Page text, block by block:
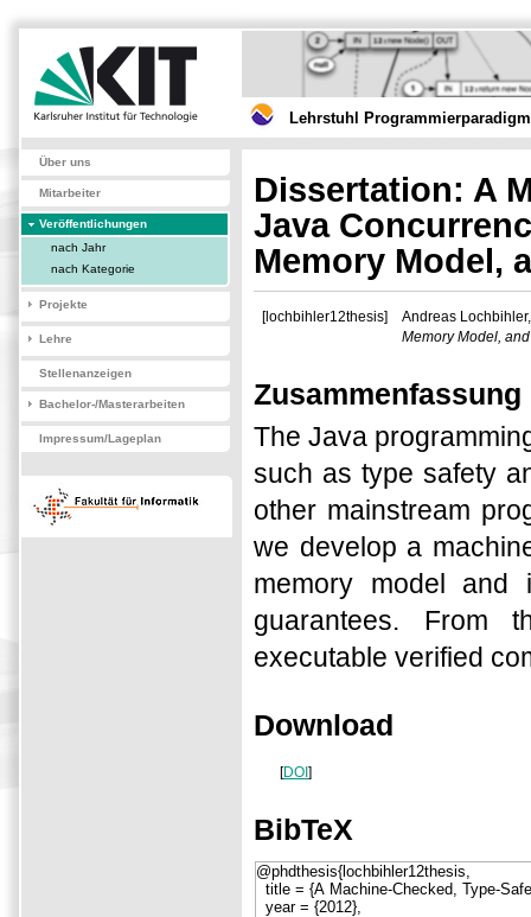
Lehrstuhl
Über uns
Mitarbeiter
Veröffentlichungen
nach Jahr
nach Kategorie
Projekte
Lehre
Stellenanzeigen
Bachelor-/Masterarbeiten
Impressum/Lageplan
Dissertation: A
Java
Memory Model,
[lochbihler12thesis]
Andreas
Memory Model,
Zusammenfassung
The Java
such as type safety
other mainstream
we develop a
memory model and
guarantees. From
executable verified
Download
[DOI ]
BibTeX